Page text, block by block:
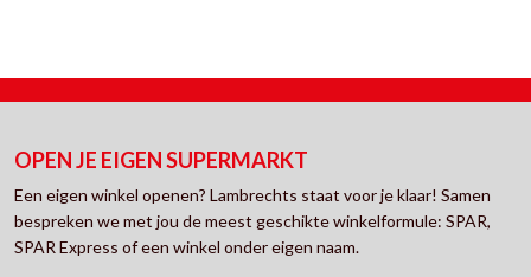
OPEN JE EIGEN SUPERMARKT
Een eigen winkel openen? Lambrechts staat voor je klaar! Samen
bespreken we met jou de meest geschikte winkelformule: SPAR,
SPAR Express of een winkel onder eigen naam.